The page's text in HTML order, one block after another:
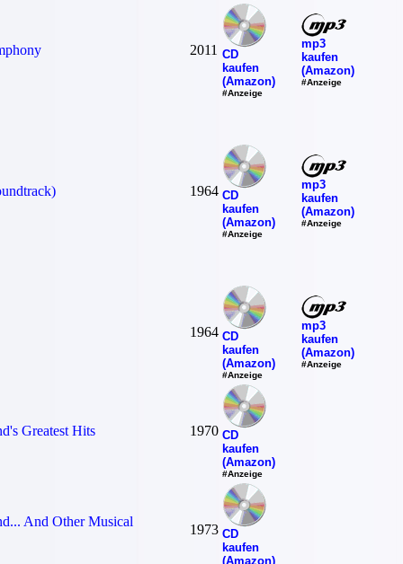
2011 CD
kaufen
(Amazon)
#Anzeige
mp3
kaufen
(Amazon)
#Anzeige
1964 CD
kaufen
(Amazon)
#Anzeige
mp3
kaufen
(Amazon)
#Anzeige
1964 CD
kaufen
(Amazon)
#Anzeige
mp3
kaufen
(Amazon)
#Anzeige
Greatest Hits 1970 CD
kaufen
(Amazon)
#Anzeige
And Other Musical
1973 CD
kaufen
(Amazon)